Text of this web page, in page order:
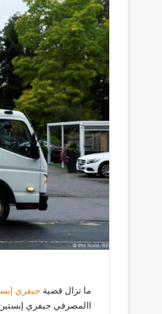
د
ا
إ
ل
ك
ت
ر
و
ن
ي
ا
ما تزال قضية جيفري
االمصرفي جيفري